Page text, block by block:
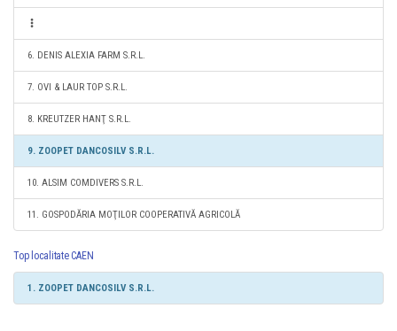
6. DENIS ALEXIA FARM S.R.L.
7. OVI & LAUR TOP S.R.L.
8. KREUTZER HANŢ S.R.L.
9. ZOOPET DANCOSILV S.R.L.
10. ALSIM COMDIVERS S.R.L.
11. GOSPODĂRIA MOŢILOR COOPERATIVĂ AGRICOLĂ
Top localitate CAEN
1. ZOOPET DANCOSILV S.R.L.